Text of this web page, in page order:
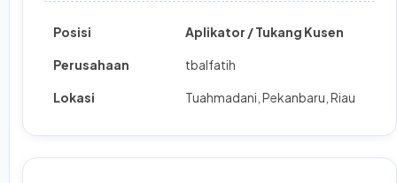
Posisi Aplikator / Tukang Kusen
Perusahaan tbalfatih
Lokasi Tuahmadani, Pekanbaru, Riau